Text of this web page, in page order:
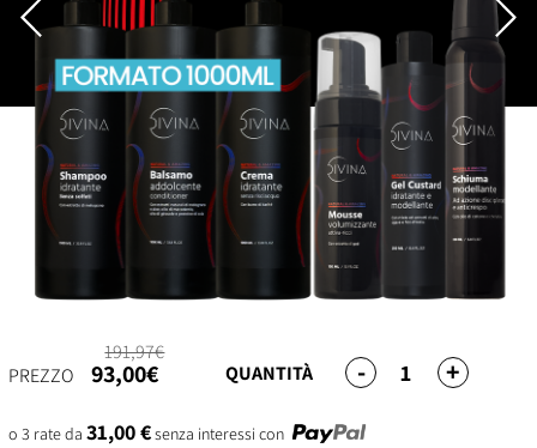
QUANTITÀ - 1 +
PREZZO
191,97€
93,00€
o 3 rate da31,00 €senza interessi con